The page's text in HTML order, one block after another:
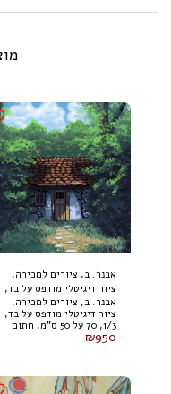
אבנר. ב, ציורים למכירה,
ציור דיגיטלי מודפס על בד,
1/3, 70 על 50 ס"מ, חתום
אבנר. ב, ציורים למכירה,
ציור דיגיטלי מודפס על בד,
1/3, 70 על 50 ס"מ, חתום
₪950